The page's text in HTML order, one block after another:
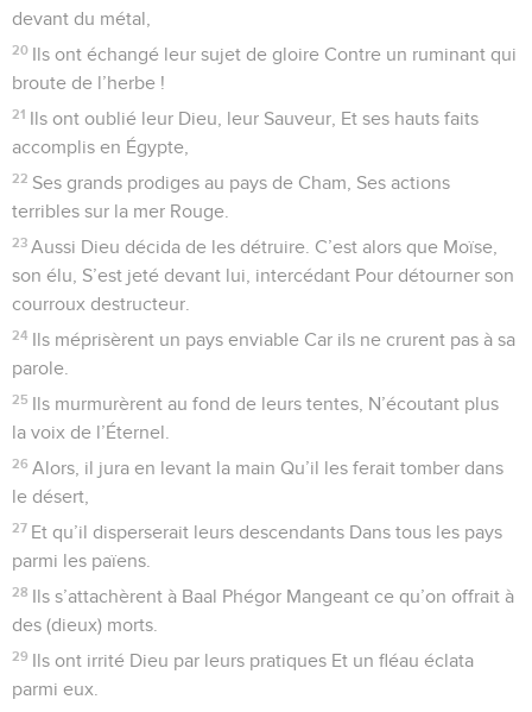
33 À cause d’eux, il perdit patience Et se mit à parler sans
réfléchir.
34 Ils ne détruisirent pas les nations Que le Seigneur leur
avait désignées.
35 Ils se mêlèrent aux peuples païens Et imitèrent leur façon
de faire.
36 Ils adorèrent leurs divinités, Elles devinrent un piège pour
eux.
37 Ils sacrifièrent leurs fils et leur filles à des démons
38 Et répandirent le sang innocent, Versant le sang de leurs
fils, de leurs filles, Immolés aux faux dieux de Canaan. Et le
pays fut souillé par des meurtres.
39 Ils se profanèrent par leurs pratiques, Par leur conduite, ils
se prostituèrent.
40 Alors, Dieu s’irrita contre son peuple Et il prit en horreur
son héritage.
41 Il le livra au pouvoir des nations, Ceux qui le haïssaient le
dominèrent.
42 Il fut frappé par ses adversaires Et fut humilié sous leur
puissance.
43 Plusieurs fois, Dieu le sauva de nouveau, Mais il se
révoltait dans ses pensées Et s’obstinait à lui désobéir, De